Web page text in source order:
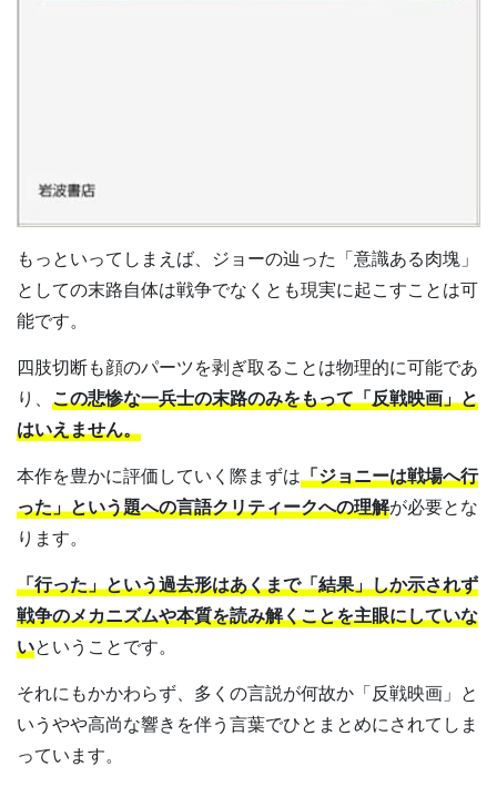
もっといってしまえば、ジョーの辿った「意識ある肉塊」
としての末路自体は戦争でなくとも現実に起こすことは可
能です。
四肢切断も顔のパーツを剥ぎ取ることは物理的に可能であ
り、 この悲惨な一兵士の末路のみをもって「反戦映画」と
はいえません。
本作を豊かに評価していく際まずは「ジョニーは戦場へ行
った」という題への言語クリティークへの理解が必要とな
ります。
「行った」という過去形はあくまで「結果」しか示されず
戦争のメカニズムや本質を読み解くことを主眼にしていな
いということです。
それにもかかわらず、多くの言説が何故か「反戦映画」と
いうやや高尚な響きを伴う言葉でひとまとめにされてしま
っています。